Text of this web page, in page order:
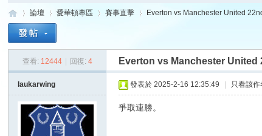
論壇
›
愛華頓專區 賽事直擊
›
Everton vs Manchester United
查看: 12444 回復: 4 Everton vs Manchester United
laukarwing 發表於 2025-2-16 12:35:49 只看該作
爭取連勝。